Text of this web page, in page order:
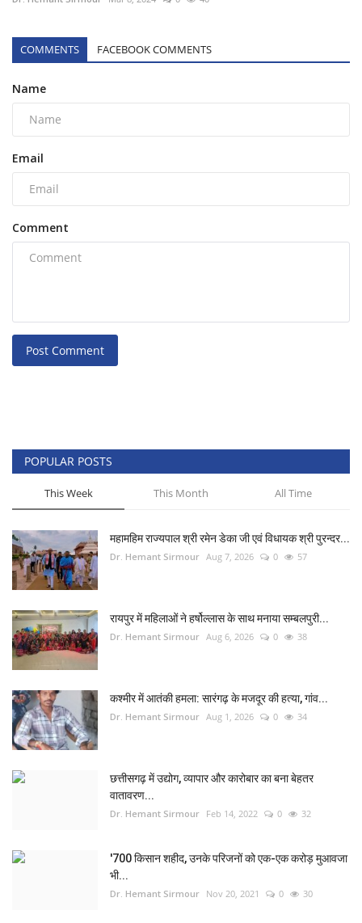
COMMENTS FACEBOOK COMMENTS
Name
Email
Comment
Post Comment
POPULAR POSTS
This Week This Month All Time
महामहिम राज्यपाल श्री रमेन डेका जी एवं विधायक श्री पुरन्दर...
Dr. Hemant Sirmour Aug 7, 2026 0 57
रायपुर में महिलाओं ने हर्षोल्लास के साथ मनाया सम्बलपुरी...
Dr. Hemant Sirmour Aug 6, 2026 0 38
कश्मीर में आतंकी हमला: सारंगढ़ के मजदूर की हत्या, गांव...
Dr. Hemant Sirmour Aug 1, 2026 0 34
छत्तीसगढ़ में उद्योग, व्यापार और कारोबार का बना बेहतर
वातावरण...
Dr. Hemant Sirmour Feb 14, 2022 0 32
'700 किसान शहीद, उनके परिजनों को एक-एक करोड़ मुआवजा
भी...
Dr. Hemant Sirmour Nov 20, 2021 0 30